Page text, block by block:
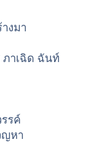
งมา
ภาเฉิด ฉันท์
รค์
ญหา